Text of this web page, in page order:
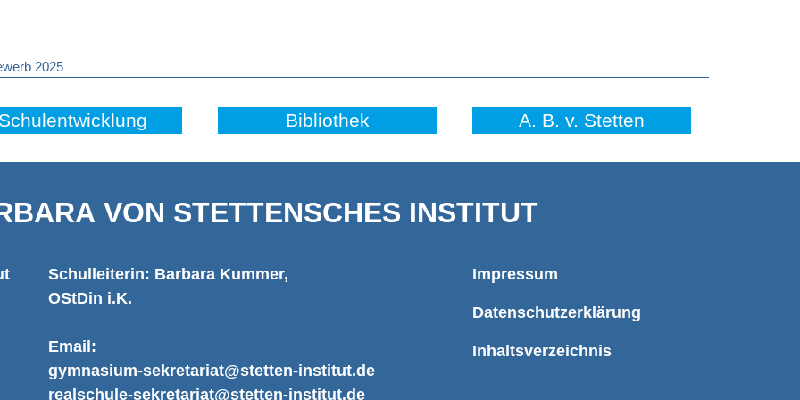
2025
Bibliothek A. B. v. Stetten
VON STETTENSCHES INSTITUT
Schulleiterin: Barbara Kummer,
OStDin i.K.
Email:
gymnasium-sekretariat@stetten-institut.de
realschule-sekretariat@stetten-institut.de
Impressum
Datenschutzerklärung
Inhaltsverzeichnis